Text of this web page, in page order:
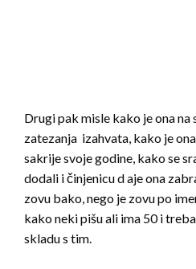
Drugi pak misle kako je ona
zatezanja izahvata, kako je
sakrije svoje godine, kako se
dodali i činjenicu d aje ona
zovu bako, nego je zovu po
kako neki pišu ali ima 50 i
skladu s tim.